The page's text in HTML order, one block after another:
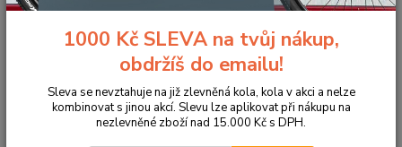
Rukavice PELLS Airy Long Black
- 17 %
1000 Kč SLEVA na tvůj nákup,
obdržíš do emailu!
Sleva se nevztahuje na již zlevněná kola, kola v akci a nelze
kombinovat s jinou akcí. Slevu lze aplikovat při nákupu na
nezlevněné zboží nad 15.000 Kč s DPH.